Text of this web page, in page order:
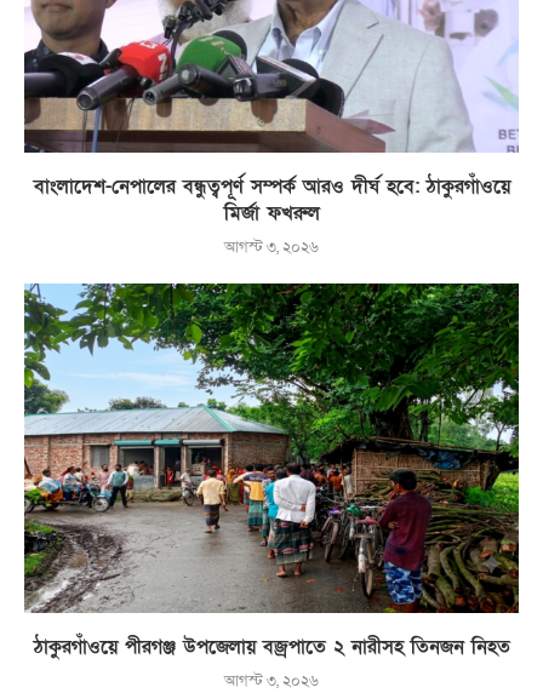
বাংলাদেশ-নেপালের বন্ধুত্বপূর্ণ সম্পর্ক আরও দীর্ঘ হবে: ঠাকুরগাঁওয়ে
মির্জা ফখরুল
আগস্ট ৩, ২০২৬
ঠাকুরগাঁওয়ে পীরগঞ্জ উপজেলায় বজ্রপাতে ২ নারীসহ তিনজন নিহত
আগস্ট ৩, ২০২৬